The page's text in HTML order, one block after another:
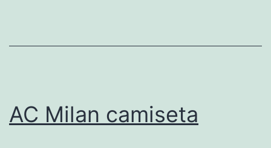
AC Milan camiseta